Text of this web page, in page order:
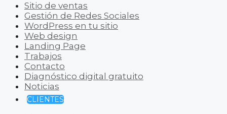
Sitio de ventas
Gestión de Redes Sociales
WordPress en tu sitio
Web design
Landing Page
Trabajos
Contacto
Diagnóstico digital gratuito
Noticias
CLIENTES